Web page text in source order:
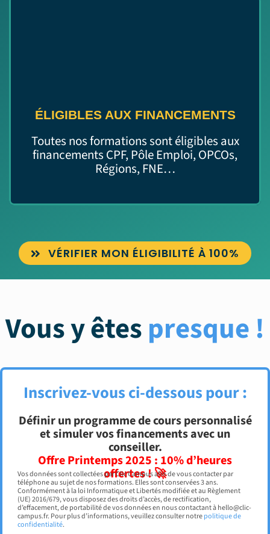
ÉLIGIBLES AUX FINANCEMENTS
Toutes nos formations sont éligibles aux
financements CPF, Pôle Emploi, OPCOs,
Régions, FNE…
VÉRIFIER MON ÉLIGIBILITÉ À 100%
Vous y êtespresque !
Inscrivez-vous ci-dessous pour :
Définir un programme de cours personnalisé
et simuler vos financements avec un
conseiller.
Offre Printemps 2025 : 10% d’heures
offertes ! 🚀
Vos données sont collectées par Clic Campus afin de vous contacter par
téléphone au sujet de nos formations. Elles sont conservées 3 ans.
Conformément à la loi Informatique et Libertés modifiée et au Règlement
(UE) 2016/679, vous disposez des droits d’accès, de rectification,
d’effacement, de portabilité de vos données en nous contactant à hello@clic-
campus.fr. Pour plus d’informations, veuillez consulter notrepolitique de
confidentialité.